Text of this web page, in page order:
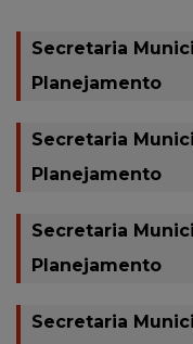
Secretaria
Planejamento
Secretaria
Planejamento
Secretaria
Planejamento
Secretaria